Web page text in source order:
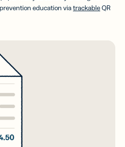
education viatrackableQR